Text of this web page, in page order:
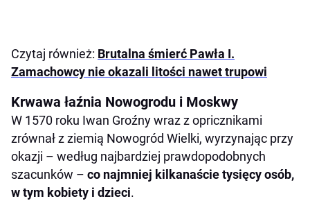
Czytaj również: Brutalna śmierć Pawła I.
Zamachowcy nie okazali litości nawet trupowi
Krwawa łaźnia Nowogrodu i Moskwy
W 1570 roku Iwan Groźny wraz z opricznikami
zrównał z ziemią Nowogród Wielki, wyrzynając przy
okazji – według najbardziej prawdopodobnych
szacunków – co najmniej kilkanaście tysięcy osób,
w tym kobiety i dzieci.